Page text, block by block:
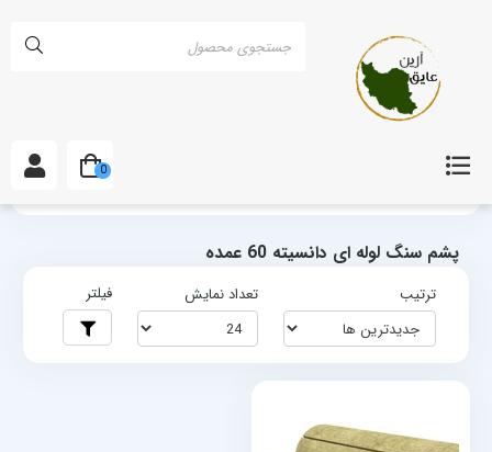
پشم سنگ لوله ای دانسیته 60 عمده
ترتیب تعداد نمایش فیلتر
0